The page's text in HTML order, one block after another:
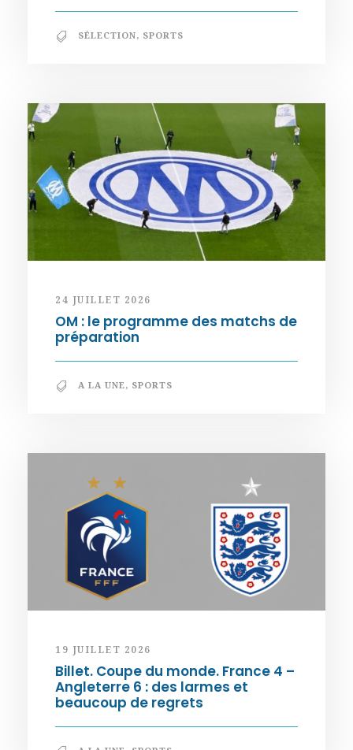
SÉLECTION, SPORTS
24 JUILLET 2026
OM : le programme des matchs de
préparation
A LA UNE, SPORTS
19 JUILLET 2026
Billet. Coupe du monde. France 4 –
Angleterre 6 : des larmes et
beaucoup de regrets